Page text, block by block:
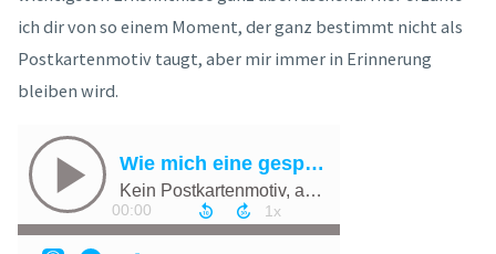
ich dir von so einem Moment, der ganz bestimmt nicht als
Postkartenmotiv taugt, aber mir immer in Erinnerung
bleiben wird.